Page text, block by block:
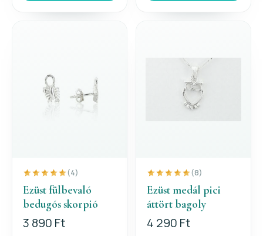
(4)
Ezüst fülbevaló
bedugós skorpió
3 890 Ft
(8)
Ezüst medál pici
áttört bagoly
4 290 Ft